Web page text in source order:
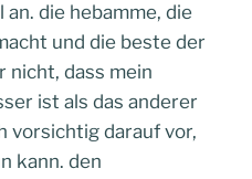
die hebamme, die
und die beste der
nicht, dass mein
ist als das anderer
vorsichtig darauf vor,
kann. den